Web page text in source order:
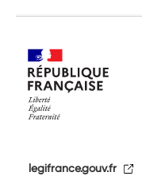
legifrance.gouv.fr